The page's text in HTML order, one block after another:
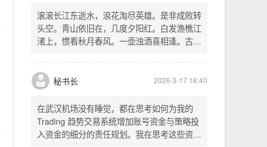
秘书长 2026-3-17 16:42
滚滚长江东逝水，浪花淘尽英雄。是非成败转
头空。青山依旧在，几度夕阳红。白发渔樵江
渚上，惯看秋月春风。一壶浊酒喜相逢。古今
的开篇词，气势磅礴，感慨历史兴衰、人生短
暂。晚饭时在墙上看到这句诗，让人感慨万
千。历史长河滚滚向前，多少英雄豪杰都随江
秘书长 2026-3-17 16:40